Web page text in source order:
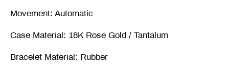
Movement: Automatic
Case Material: 18K Rose Gold / Tantalum
Bracelet Material: Rubber